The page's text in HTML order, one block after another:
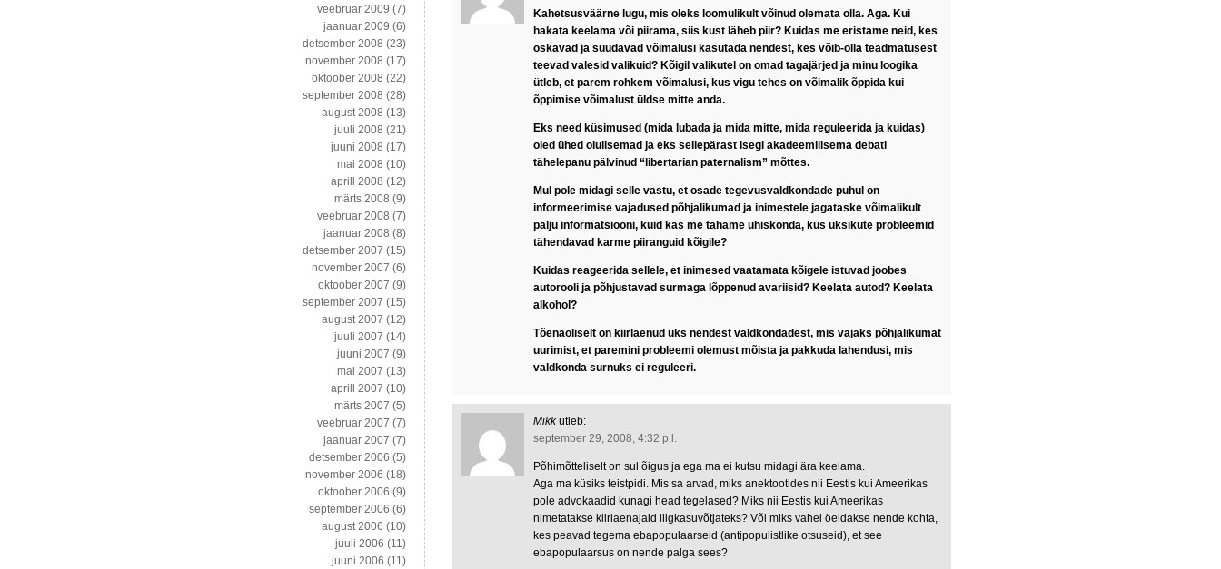
Kahetsusväärne lugu, mis oleks loomulikult võinud olemata olla. Aga. Kui
hakata keelama või piirama, siis kust läheb piir? Kuidas me eristame neid, kes
oskavad ja suudavad võimalusi kasutada nendest, kes võib-olla teadmatusest
teevad valesid valikuid? Kõigil valikutel on omad tagajärjed ja minu loogika
ütleb, et parem rohkem võimalusi, kus vigu tehes on võimalik õppida kui
õppimise võimalust üldse mitte anda.
Eks need küsimused (mida lubada ja mida mitte, mida reguleerida ja kuidas)
oled ühed olulisemad ja eks sellepärast isegi akadeemilisema debati
tähelepanu pälvinud “libertarian paternalism” mõttes.
Mul pole midagi selle vastu, et osade tegevusvaldkondade puhul on
informeerimise vajadused põhjalikumad ja inimestele jagataske võimalikult
palju informatsiooni, kuid kas me tahame ühiskonda, kus üksikute probleemid
tähendavad karme piiranguid kõigile?
Kuidas reageerida sellele, et inimesed vaatamata kõigele istuvad joobes
autorooli ja põhjustavad surmaga lõppenud avariisid? Keelata autod? Keelata
alkohol?
Tõenäoliselt on kiirlaenud üks nendest valdkondadest, mis vajaks põhjalikumat
uurimist, et paremini probleemi olemust mõista ja pakkuda lahendusi, mis
valdkonda surnuks ei reguleeri.
Mikk ütleb:
september 29, 2008, 4:32 p.l.
Põhimõtteliselt on sul õigus ja ega ma ei kutsu midagi ära keelama.
Aga ma küsiks teistpidi. Mis sa arvad, miks anektootides nii Eestis kui Ameerikas
pole advokaadid kunagi head tegelased? Miks nii Eestis kui Ameerikas
nimetatakse kiirlaenajaid liigkasuvõtjateks? Või miks vahel öeldakse nende kohta,
kes peavad tegema ebapopulaarseid (antipopulistlike otsuseid), et see
ebapopulaarsus on nende palga sees?
veebruar 2009 (7)
jaanuar 2009 (6)
detsember 2008 (23)
november 2008 (17)
oktoober 2008 (22)
september 2008 (28)
august 2008 (13)
juuli 2008 (21)
juuni 2008 (17)
mai 2008 (10)
aprill 2008 (12)
märts 2008 (9)
veebruar 2008 (7)
jaanuar 2008 (8)
detsember 2007 (15)
november 2007 (6)
oktoober 2007 (9)
september 2007 (15)
august 2007 (12)
juuli 2007 (14)
juuni 2007 (9)
mai 2007 (13)
aprill 2007 (10)
märts 2007 (5)
veebruar 2007 (7)
jaanuar 2007 (7)
detsember 2006 (5)
november 2006 (18)
oktoober 2006 (9)
september 2006 (6)
august 2006 (10)
juuli 2006 (11)
juuni 2006 (11)